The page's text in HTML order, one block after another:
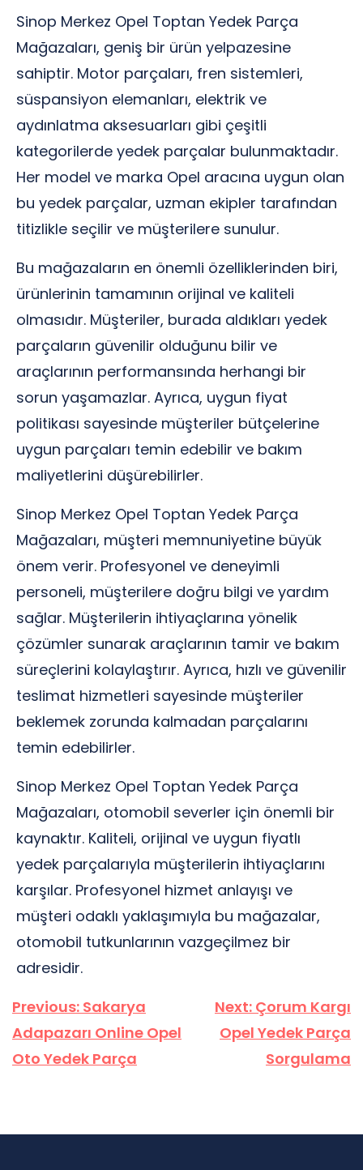
Sinop Merkez Opel Toptan Yedek Parça
Mağazaları, geniş bir ürün yelpazesine
sahiptir. Motor parçaları, fren sistemleri,
süspansiyon elemanları, elektrik ve
aydınlatma aksesuarları gibi çeşitli
kategorilerde yedek parçalar bulunmaktadır.
Her model ve marka Opel aracına uygun olan
bu yedek parçalar, uzman ekipler tarafından
titizlikle seçilir ve müşterilere sunulur.
Bu mağazaların en önemli özelliklerinden biri,
ürünlerinin tamamının orijinal ve kaliteli
olmasıdır. Müşteriler, burada aldıkları yedek
parçaların güvenilir olduğunu bilir ve
araçlarının performansında herhangi bir
sorun yaşamazlar. Ayrıca, uygun fiyat
politikası sayesinde müşteriler bütçelerine
uygun parçaları temin edebilir ve bakım
maliyetlerini düşürebilirler.
Sinop Merkez Opel Toptan Yedek Parça
Mağazaları, müşteri memnuniyetine büyük
önem verir. Profesyonel ve deneyimli
personeli, müşterilere doğru bilgi ve yardım
sağlar. Müşterilerin ihtiyaçlarına yönelik
çözümler sunarak araçlarının tamir ve bakım
süreçlerini kolaylaştırır. Ayrıca, hızlı ve güvenilir
teslimat hizmetleri sayesinde müşteriler
beklemek zorunda kalmadan parçalarını
temin edebilirler.
Sinop Merkez Opel Toptan Yedek Parça
Mağazaları, otomobil severler için önemli bir
kaynaktır. Kaliteli, orijinal ve uygun fiyatlı
yedek parçalarıyla müşterilerin ihtiyaçlarını
karşılar. Profesyonel hizmet anlayışı ve
müşteri odaklı yaklaşımıyla bu mağazalar,
otomobil tutkunlarının vazgeçilmez bir
adresidir.
Yazı
gezinmesi
Previous: Sakarya
Adapazarı Online Opel
Oto Yedek Parça
Next: Çorum Kargı
Opel Yedek Parça
Sorgulama